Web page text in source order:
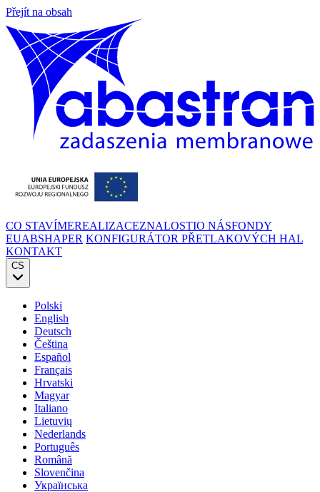
Přejít na obsah
CO STAVÍMEREALIZACEZNALOSTIO NÁSFONDY
EUABSHAPER KONFIGURÁTOR PŘETLAKOVÝCH HAL
KONTAKT
CS
Polski
English
Deutsch
Čeština
Español
Français
Hrvatski
Magyar
Italiano
Lietuvių
Nederlands
Português
Română
Slovenčina
Українська